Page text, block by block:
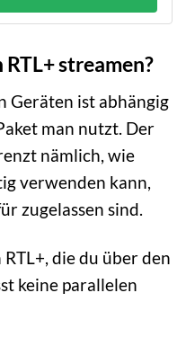
streamen?
Geräten ist abhängig
man nutzt. Der
nämlich, wie
verwenden kann,
zugelassen sind.
die du über den
keine parallelen